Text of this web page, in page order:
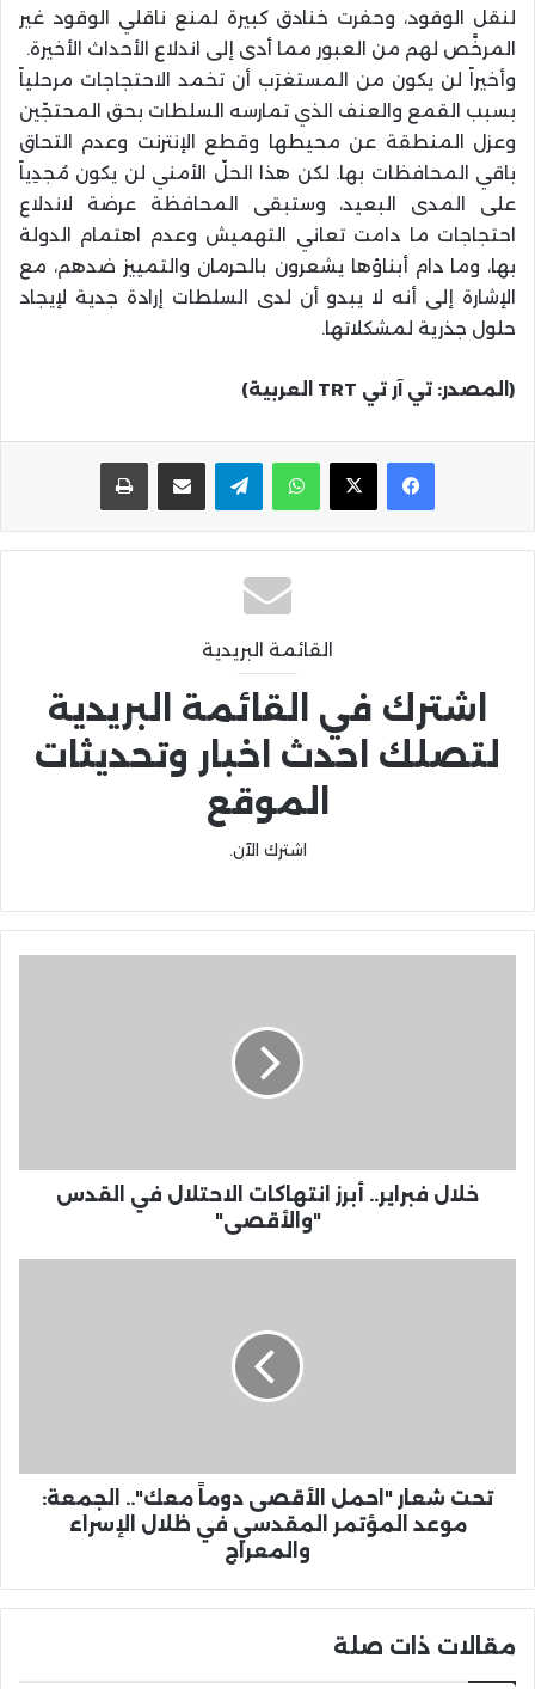
لنقل الوقود، وحفرت خنادق كبيرة لمنع ناقلي الوقود غير
المرخَّص لهم من العبور مما أدى إلى اندلاع الأحداث الأخيرة.
وأخيراً لن يكون من المستغرَب أن تخمد الاحتجاجات مرحلياً
بسبب القمع والعنف الذي تمارسه السلطات بحق المحتجّين
وعزل المنطقة عن محيطها وقطع الإنترنت وعدم التحاق
باقي المحافظات بها. لكن هذا الحلّ الأمني لن يكون مُجدِياً
على المدى البعيد، وستبقى المحافظة عرضة لاندلاع
احتجاجات ما دامت تعاني التهميش وعدم اهتمام الدولة
بها، وما دام أبناؤها يشعرون بالحرمان والتمييز ضدهم، مع
الإشارة إلى أنه لا يبدو أن لدى السلطات إرادة جدية لإيجاد
حلول جذرية لمشكلاتها.
(المصدر: تي آر تي TRT العربية)
واتساب تيلقرام مشاركة عبر البريد
القائمة البريدية
اشترك في القائمة البريدية
لتصلك احدث اخبار وتحديثات
الموقع
اشترك الآن.
خلال فبراير.. أبرز انتهاكات الاحتلال في القدس
"والأقصى"
تحت شعار "احمل الأقصى دوماً معك".. الجمعة:
موعد المؤتمر المقدسي في ظلال الإسراء
والمعراج
مقالات ذات صلة